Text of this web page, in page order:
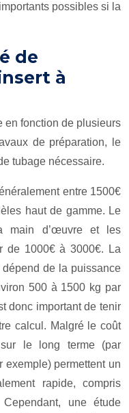
possibles si la
de
à
en fonction de plusieurs
de préparation, le
tubage nécessaire.
entre 1500€
haut de gamme. Le
main d’œuvre et les
de 1000€ à 3000€. La
de la puissance
500 à 1500 kg par
donc important de tenir
calcul. Malgré le coût
le long terme (par
exemple) permettent un
rapide, compris
une étude